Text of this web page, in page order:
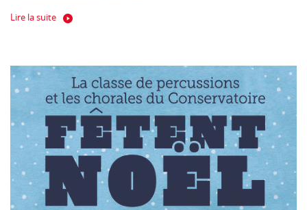
Lire la suite